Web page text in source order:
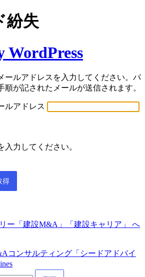
紛失
WordPress
ールアドレスを入力してください。パ
順が記されたメールが送信されます。
ルアドレス
入力してください。
ー「建設M&A」「建設キャリア」 へ
コンサルティング「シードアドバイ